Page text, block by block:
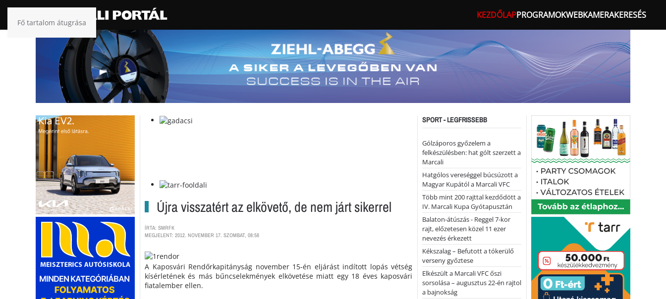
Fő tartalom átugrása
KEZDŐLAPPROGRAMOKWEBKAMERAKERESÉS
Újra visszatért az elkövető, de nem járt sikerrel
ÍRTA: SMRFK
MEGJELENT: 2012. NOVEMBER 17. SZOMBAT, 08:58
A Kaposvári Rendőrkapitányság november 15-én eljárást indított lopás vétség
kísérletének és más bűncselekmények elkövetése miatt egy 18 éves kaposvári
fiatalember ellen.
SPORT - LEGFRISSEBB
Gólzáporos győzelem a
felkészülésben: hat gólt szerzett a
Marcali
Hatgólos vereséggel búcsúzott a
Magyar Kupától a Marcali VFC
Több mint 200 rajttal kezdődött a
IV. Marcali Kupa Gyótapusztán
Balaton-átúszás - Reggel 7-kor
rajt, előzetesen közel 11 ezer
nevezés érkezett
Kékszalag – Befutott a tókerülő
verseny győztese
Elkészült a Marcali VFC őszi
sorsolása – augusztus 22-én rajtol
a bajnokság